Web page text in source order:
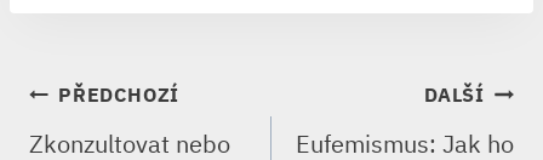
NAVIGACE
PRO
PŘEDCHOZÍ
Zkonzultovat nebo
DALŠÍ
Eufemismus: Jak ho